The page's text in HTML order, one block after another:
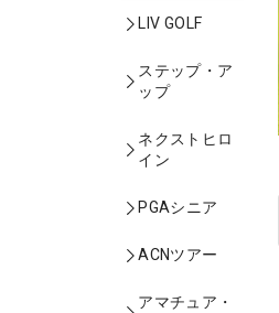
LIV GOLF
ステップ・ア
ップ
ネクストヒロ
イン
PGAシニア
ACNツアー
アマチュア・